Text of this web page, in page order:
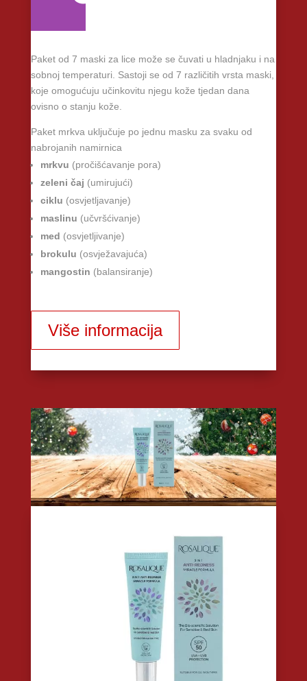
Paket od 7 maski za lice može se čuvati u hladnjaku i na
sobnoj temperaturi. Sastoji se od 7 različitih vrsta maski,
koje omogućuju učinkovitu njegu kože tjedan dana
ovisno o stanju kože.
Paket mrkva uključuje po jednu masku za svaku od
nabrojanih namirnica
mrkvu (pročišćavanje pora)
zeleni čaj (umirujući)
ciklu (osvjetljavanje)
maslinu (učvršćivanje)
med (osvjetljivanje)
brokulu (osvježavajuća)
mangostin (balansiranje)
Više informacija